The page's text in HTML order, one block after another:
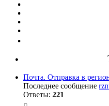
Почта. Отправка в
Последнее сообщение
Ответы: 221